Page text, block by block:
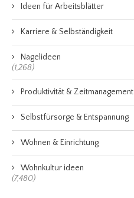
Ideen für Arbeitsblätter
Karriere & Selbständigkeit
Nagelideen
(1,268)
Produktivität & Zeitmanagement
Selbstfürsorge & Entspannung
Wohnen & Einrichtung
Wohnkultur ideen
(7,480)